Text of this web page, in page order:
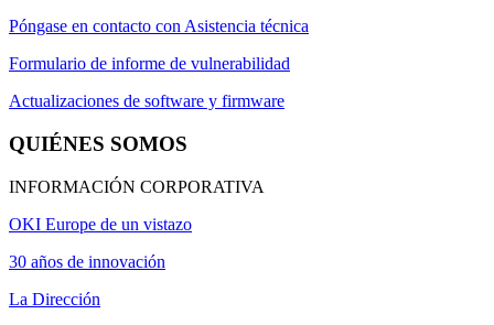
Póngase en contacto con Asistencia técnica
Formulario de informe de vulnerabilidad
Actualizaciones de software y firmware
QUIÉNES SOMOS
INFORMACIÓN CORPORATIVA
OKI Europe de un vistazo
30 años de innovación
La Dirección